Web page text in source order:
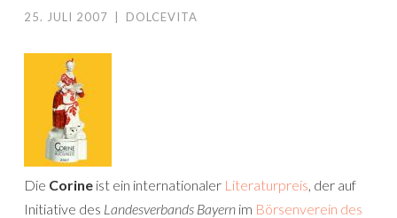
25. JULI 2007 DOLCEVITA
Die Corine ist ein internationaler Literaturpreis, der auf
Initiative des Landesverbands Bayern im Börsenverein des